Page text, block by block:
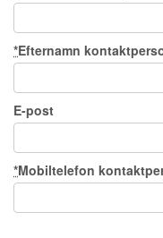
*Efternamn
E-post
*Mobiltelefon